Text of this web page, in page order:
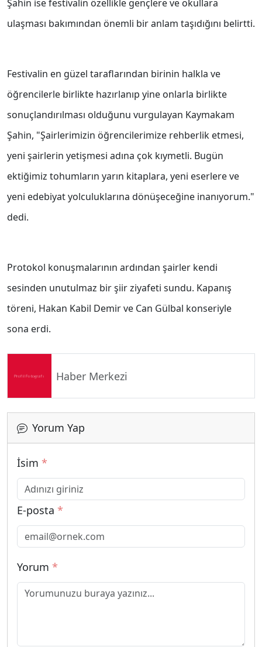
Şahin ise festivalin özellikle gençlere ve okullara
ulaşması bakımından önemli bir anlam taşıdığını belirtti.
Festivalin en güzel taraflarından birinin halkla ve
öğrencilerle birlikte hazırlanıp yine onlarla birlikte
sonuçlandırılması olduğunu vurgulayan Kaymakam
Şahin, "Şairlerimizin öğrencilerimize rehberlik etmesi,
yeni şairlerin yetişmesi adına çok kıymetli. Bugün
ektiğimiz tohumların yarın kitaplara, yeni eserlere ve
yeni edebiyat yolculuklarına dönüşeceğine inanıyorum."
dedi.
Protokol konuşmalarının ardından şairler kendi
sesinden unutulmaz bir şiir ziyafeti sundu. Kapanış
töreni, Hakan Kabil Demir ve Can Gülbal konseriyle
sona erdi.
Haber Merkezi
Yorum Yap
İsim *
E-posta *
Yorum *